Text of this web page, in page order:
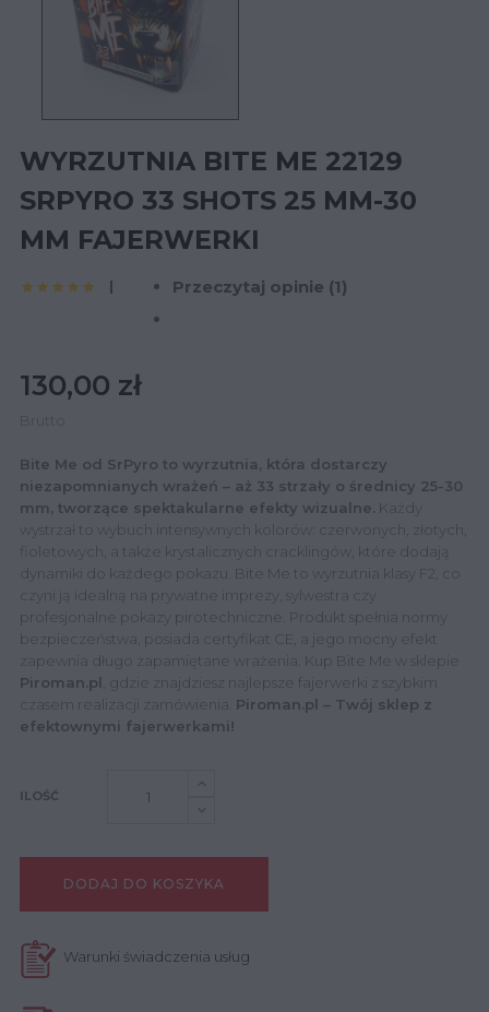
WYRZUTNIA BITE ME 22129
SRPYRO 33 SHOTS 25 MM-30
MM FAJERWERKI
Przeczytaj opinie (1)
130,00 zł
Brutto
Bite Me od SrPyro to wyrzutnia, która dostarczy
niezapomnianych wrażeń – aż 33 strzały o średnicy 25-30
mm, tworzące spektakularne efekty wizualne. Każdy
wystrzał to wybuch intensywnych kolorów: czerwonych, złotych,
fioletowych, a także krystalicznych cracklingów, które dodają
dynamiki do każdego pokazu. Bite Me to wyrzutnia klasy F2, co
czyni ją idealną na prywatne imprezy, sylwestra czy
profesjonalne pokazy pirotechniczne. Produkt spełnia normy
bezpieczeństwa, posiada certyfikat CE, a jego mocny efekt
zapewnia długo zapamiętane wrażenia. Kup Bite Me w sklepie
Piroman.pl
, gdzie znajdziesz najlepsze fajerwerki z szybkim
czasem realizacji zamówienia. Piroman.pl – Twój sklep z
efektownymi fajerwerkami!
ILOŚĆ
DODAJ DO KOSZYKA
Warunki świadczenia usług